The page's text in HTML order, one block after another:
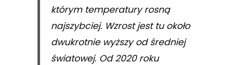
którym temperatury rosną
najszybciej. Wzrost jest tu około
dwukrotnie wyższy od średniej
światowej. Od 2020 roku